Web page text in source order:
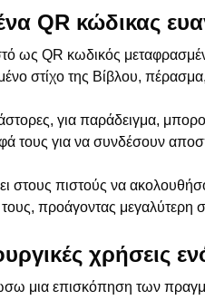
QR κώδικας
ως QR κωδικός
στίχο της Βίβλου,
για παράδειγμα,
τους για να συνδέσουν
στους πιστούς να
προάγοντας μεγαλύτερη
χρήσεις
μια επισκόπηση των